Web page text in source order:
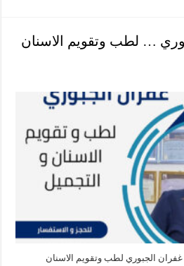
… لطب وتقويم الاسنان
غفران الجبوري لطب وتقويم الاسنان